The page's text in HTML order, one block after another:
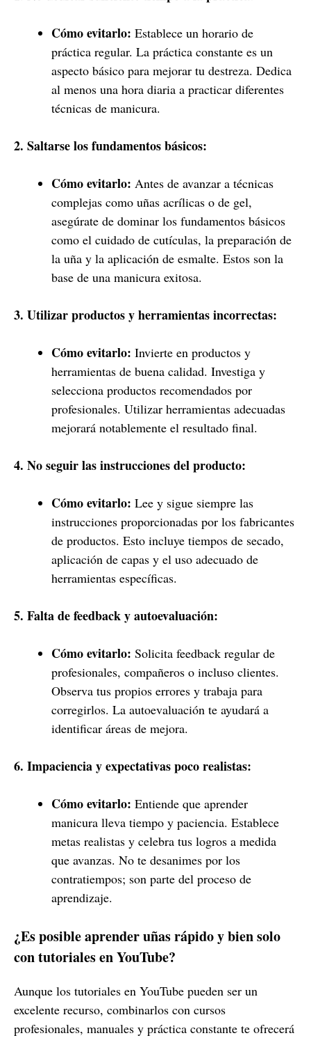
Cómo evitarlo: Establece un horario de
práctica regular. La práctica constante es un
aspecto básico para mejorar tu destreza. Dedica
al menos una hora diaria a practicar diferentes
técnicas de manicura.
2. Saltarse los fundamentos básicos:
Cómo evitarlo: Antes de avanzar a técnicas
complejas como uñas acrílicas o de gel,
asegúrate de dominar los fundamentos básicos
como el cuidado de cutículas, la preparación de
la uña y la aplicación de esmalte. Estos son la
base de una manicura exitosa.
3. Utilizar productos y herramientas incorrectas:
Cómo evitarlo: Invierte en productos y
herramientas de buena calidad. Investiga y
selecciona productos recomendados por
profesionales. Utilizar herramientas adecuadas
mejorará notablemente el resultado final.
4. No seguir las instrucciones del producto:
Cómo evitarlo: Lee y sigue siempre las
instrucciones proporcionadas por los fabricantes
de productos. Esto incluye tiempos de secado,
aplicación de capas y el uso adecuado de
herramientas específicas.
5. Falta de feedback y autoevaluación:
Cómo evitarlo: Solicita feedback regular de
profesionales, compañeros o incluso clientes.
Observa tus propios errores y trabaja para
corregirlos. La autoevaluación te ayudará a
identificar áreas de mejora.
6. Impaciencia y expectativas poco realistas:
Cómo evitarlo: Entiende que aprender
manicura lleva tiempo y paciencia. Establece
metas realistas y celebra tus logros a medida
que avanzas. No te desanimes por los
contratiempos; son parte del proceso de
aprendizaje.
¿Es posible aprender uñas rápido y bien solo
con tutoriales en YouTube?
Aunque los tutoriales en YouTube pueden ser un
excelente recurso, combinarlos con cursos
profesionales, manuales y práctica constante te ofrecerá